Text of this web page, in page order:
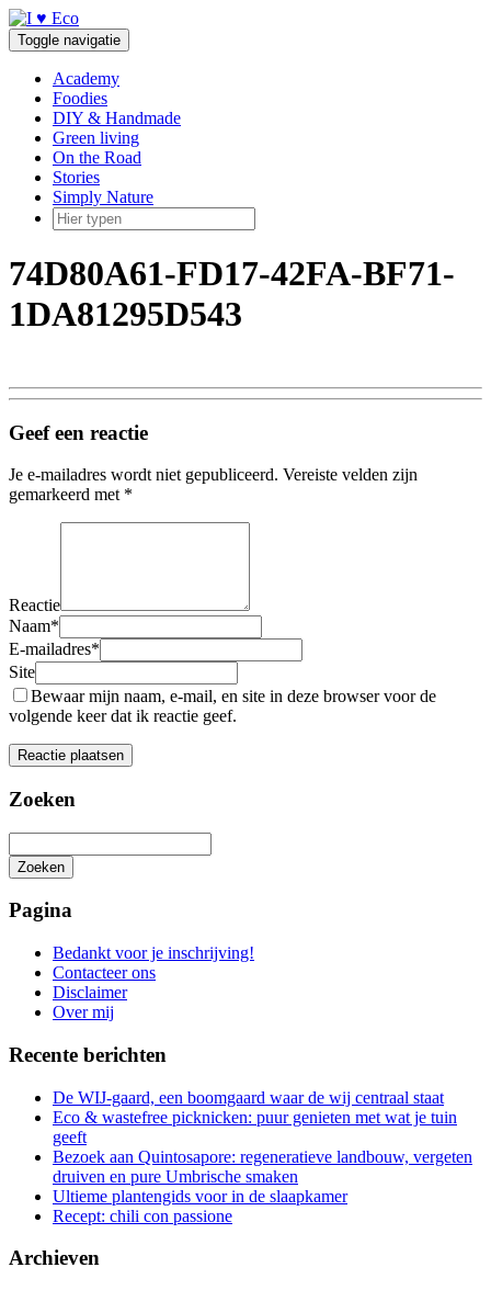
Doorgaan
naar
inhoud
Toggle navigatie
Academy
Foodies
DIY & Handmade
Green living
On the Road
Stories
Simply Nature
74D80A61-FD17-42FA-BF71-
1DA81295D543
Geef een reactie
Je e-mailadres wordt niet gepubliceerd. Vereiste velden zijn
gemarkeerd met *
Reactie
Naam*
E-mailadres*
Site
Bewaar mijn naam, e-mail, en site in deze browser voor de
volgende keer dat ik reactie geef.
Zoeken
Zoeken
zoeken
Pagina
Bedankt voor je inschrijving!
Contacteer ons
Disclaimer
Over mij
Recente berichten
De WIJ-gaard, een boomgaard waar de wij centraal staat
Eco & wastefree picknicken: puur genieten met wat je tuin
geeft
Bezoek aan Quintosapore: regeneratieve landbouw, vergeten
druiven en pure Umbrische smaken
Ultieme plantengids voor in de slaapkamer
Recept: chili con passione
Archieven